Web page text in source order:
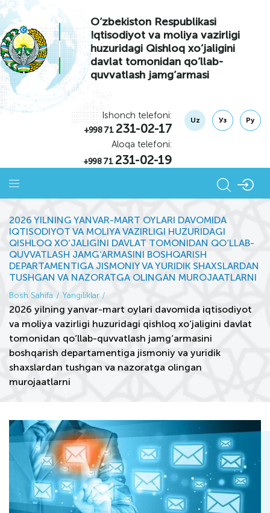
O’zbekiston Respublikasi
Iqtisodiyot va moliya vazirligi
huzuridagi Qishloq xo’jaligini
davlat tomonidan qo’llab-
quvvatlash jamg’armasi
Ishonch telefoni:
+998 71231-02-17
Aloqa telefoni:
+998 71231-02-19
Uz Уз Ру
2026 YILNING YANVAR-MART OYLARI DAVOMIDA
IQTISODIYOT VA MOLIYA VAZIRLIGI HUZURIDAGI
QISHLOQ XO‘JALIGINI DAVLAT TOMONIDAN QO‘LLAB-
QUVVATLASH JAMG‘ARMASINI BOSHQARISH
DEPARTAMENTIGA JISMONIY VA YURIDIK SHAXSLARDAN
TUSHGAN VA NAZORATGA OLINGAN MUROJAATLARNI
Bosh Sahifa Yangiliklar
2026 yilning yanvar-mart oylari davomida iqtisodiyot
va moliya vazirligi huzuridagi qishloq xo‘jaligini davlat
tomonidan qo‘llab-quvvatlash jamg‘armasini
boshqarish departamentiga jismoniy va yuridik
shaxslardan tushgan va nazoratga olingan
murojaatlarni